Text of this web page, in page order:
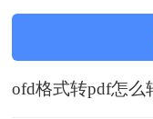
ofd格式转pdf怎么